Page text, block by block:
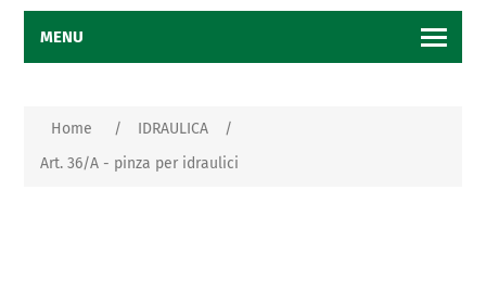
MENU
Home / IDRAULICA
/
Art. 36/A - pinza per idraulici